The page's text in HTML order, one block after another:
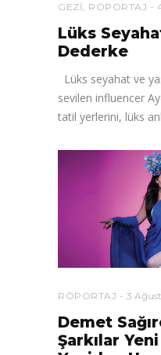
GEZI , RÖPORTAJ
Lüks
Dederke
Lüks seyahat ve
sevilen influencer
tatil yerlerini, lüks
RÖPORTAJ 3
Demet
Şarkılar